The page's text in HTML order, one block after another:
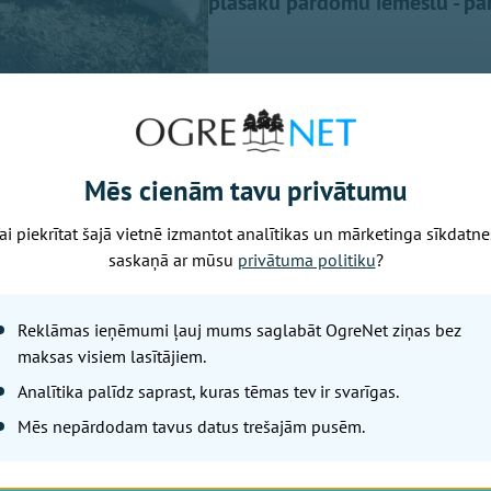
ieraksta Facebook,
baptistu mācītājs Edgars Mažis,
uzbrukumā tika nogalināta 11 gadīga meitene,
Uz ierakstu vienaldzīgs nespēj palikt arī mācītājs
kļūst stipri personīgs…"
jautājumu autoram regulāri uzdod kāds draugs. Un viņš
Mēs cienām tavu privātumu
piekrītat šajā vietnē izmantot analītikas un mārketinga
saskaņā ar mūsu privātuma politiku?
Reklāmas ieņēmumi ļauj mums saglabāt OgreNet ziņas bez
maksas visiem lasītājiem.
Analītika palīdz saprast, kuras tēmas tev ir svarīgas.
Mēs nepārdodam tavus datus trešajām pusēm.